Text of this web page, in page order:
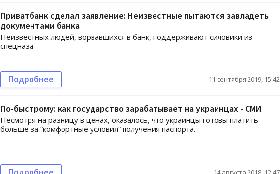
Приватбанк сделал заявление: Неизвестные пытаются завладеть
документами банка
Неизвестных людей, ворвавшихся в банк, поддерживают силовики из
спецназа
Подробнее 11 сентября 2019, 15:42
По-быстрому: как государство зарабатывает на украинцах - СМИ
Несмотря на разницу в ценах, оказалось, что украинцы готовы платить
больше за “комфортные условия“ получения паспорта.
14 августа 2018, 12:47